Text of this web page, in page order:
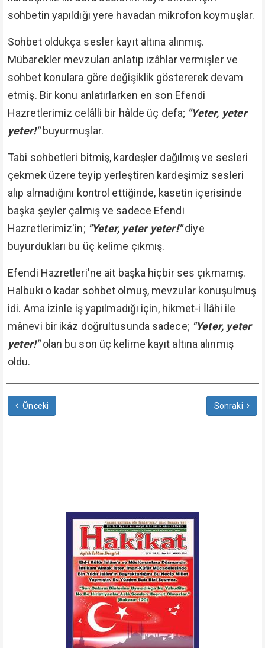
sohbetin yapıldığı yere havadan mikrofon koymuşlar.
Sohbet oldukça sesler kayıt altına alınmış.
Mübarekler mevzuları anlatıp izâhlar vermişler ve
sohbet konulara göre değişiklik göstererek devam
etmiş. Bir konu anlatırlarken en son Efendi
Hazretlerimiz celâlli bir hâlde üç defa; "Yeter, yeter
yeter!"buyurmuşlar.
Tabi sohbetleri bitmiş, kardeşler dağılmış ve sesleri
çekmek üzere teyip yerleştiren kardeşimiz sesleri
alıp almadığını kontrol ettiğinde, kasetin içerisinde
başka şeyler çalmış ve sadece Efendi
Hazretlerimiz'in; "Yeter, yeter yeter!"diye
buyurdukları bu üç kelime çıkmış.
Efendi Hazretleri'ne ait başka hiçbir ses çıkmamış.
Halbuki o kadar sohbet olmuş, mevzular konuşulmuş
idi. Ama izinle iş yapılmadığı için, hikmet-i İlâhi ile
mânevi bir ikâz doğrultusunda sadece; "Yeter, yeter
yeter!"olan bu son üç kelime kayıt altına alınmış
oldu.
Önceki Sonraki